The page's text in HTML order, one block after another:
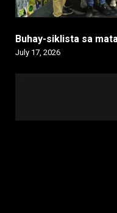
Buhay-siklista sa
July 17, 2026